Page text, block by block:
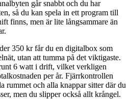
går snabbt och du har
så du kan spela in ett program till
finns, men är lite långsammare än
350 kr får du en digitalbox som
utan att tumma på det viktigaste.
6 watt i drift, vilket verkligen
per år. Fjärrkontrollen
rummet och alla knappar sitter där du
men du slipper också allt krångel.